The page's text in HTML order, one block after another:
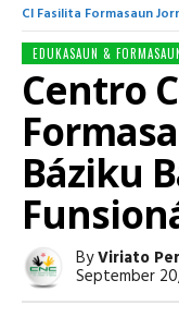
CI Fasilita Formasaun
EDUKASAUN &
Centro
Báziku
ByViriato
September